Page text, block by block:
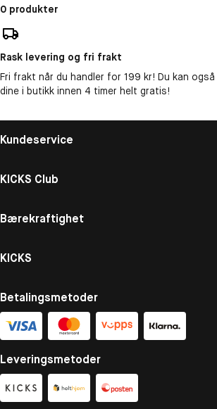
0 produkter
Rask levering og fri frakt
Fri frakt når du handler for 199 kr! Du kan
dine i butikk innen 4 timer helt gratis!
Kundeservice
KICKS Club
Bærekraftighet
KICKS
Betalingsmetoder
Leveringsmetoder